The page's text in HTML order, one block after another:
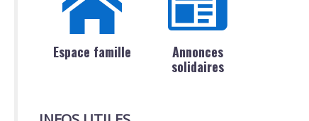
Espace famille
Annonces
solidaires